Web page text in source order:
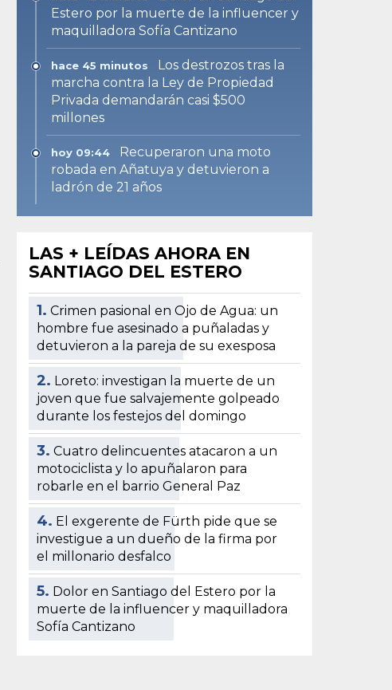
Estero por la muerte de la influencer y
maquilladora Sofía Cantizano
hace 45 minutos
Los destrozos tras la
marcha contra la Ley de Propiedad
Privada demandarán casi $500
millones
hoy 09:44
Recuperaron una moto
robada en Añatuya y detuvieron a
ladrón de 21 años
LAS + LEÍDAS AHORA EN
SANTIAGO DEL ESTERO
1. Crimen pasional en Ojo de Agua: un
hombre fue asesinado a puñaladas y
detuvieron a la pareja de su exesposa
2. Loreto: investigan la muerte de un
joven que fue salvajemente golpeado
durante los festejos del domingo
3. Cuatro delincuentes atacaron a un
motociclista y lo apuñalaron para
robarle en el barrio General Paz
4. El exgerente de Fürth pide que se
investigue a un dueño de la firma por
el millonario desfalco
5. Dolor en Santiago del Estero por la
muerte de la influencer y maquilladora
Sofía Cantizano